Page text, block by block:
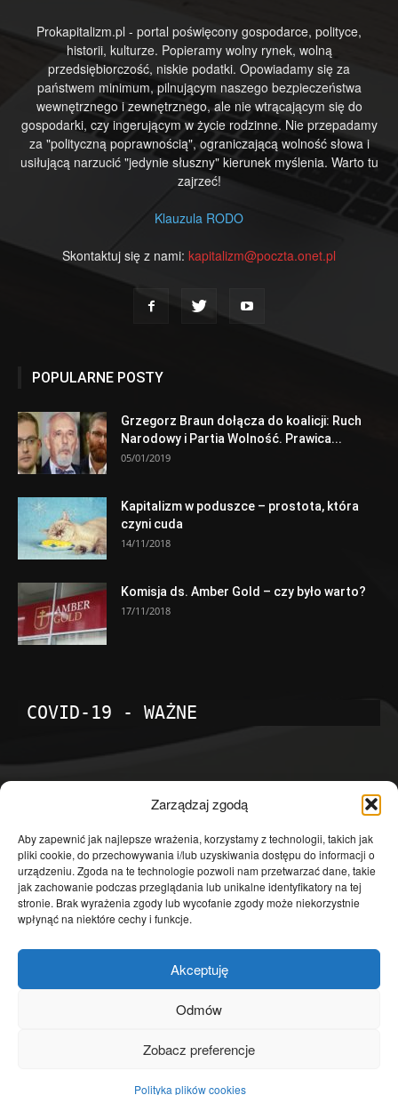
Zarządzaj zgodą
Aby zapewnić jak najlepsze wrażenia, korzystamy z technologii, takich jak
pliki cookie, do przechowywania i/lub uzyskiwania dostępu do informacji o
urządzeniu. Zgoda na te technologie pozwoli nam przetwarzać dane, takie
jak zachowanie podczas przeglądania lub unikalne identyfikatory na tej
stronie. Brak wyrażenia zgody lub wycofanie zgody może niekorzystnie
wpłynąć na niektóre cechy i funkcje.
Akceptuję
Odmów
Zobacz preferencje
Polityka plików cookies
Prokapitalizm.pl - portal poświęcony gospodarce, polityce,
historii, kulturze. Popieramy wolny rynek, wolną
przedsiębiorczość, niskie podatki. Opowiadamy się za
państwem minimum, pilnującym naszego bezpieczeństwa
wewnętrznego i zewnętrznego, ale nie wtrącającym się do
gospodarki, czy ingerującym w życie rodzinne. Nie przepadamy
za "polityczną poprawnością", ograniczającą wolność słowa i
usiłującą narzucić "jedynie słuszny" kierunek myślenia. Warto tu
zajrzeć!
Klauzula RODO
Skontaktuj się z nami: kapitalizm@poczta.onet.pl
POPULARNE POSTY
Grzegorz Braun dołącza do koalicji: Ruch
Narodowy i Partia Wolność. Prawica...
05/01/2019
Kapitalizm w poduszce – prostota, która
czyni cuda
14/11/2018
Komisja ds. Amber Gold – czy było warto?
17/11/2018
COVID-19 - WAŻNE
Temat dnia
4601
Publicystyka
4363
Polityka
3639
Polska
Społeczeństwo
2823